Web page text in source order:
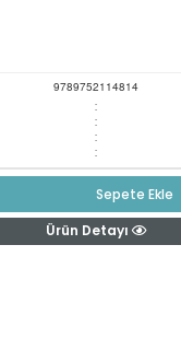
9789752114814
:
:
:
:
Sepete Ekle
Ürün Detayı